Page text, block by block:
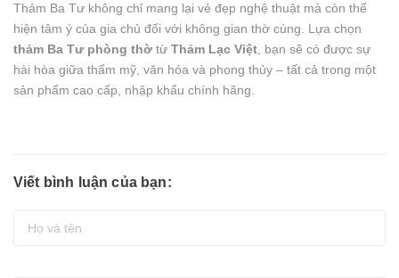
Thảm Ba Tư không chỉ mang lại vẻ đẹp nghệ thuật mà còn thể
hiện tâm ý của gia chủ đối với không gian thờ cúng. Lựa chọn
thảm Ba Tư phòng thờ từ Thảm Lạc Việt , bạn sẽ có được sự
hài hòa giữa thẩm mỹ, văn hóa và phong thủy – tất cả trong một
sản phẩm cao cấp, nhập khẩu chính hãng.
Viết bình luận của bạn: